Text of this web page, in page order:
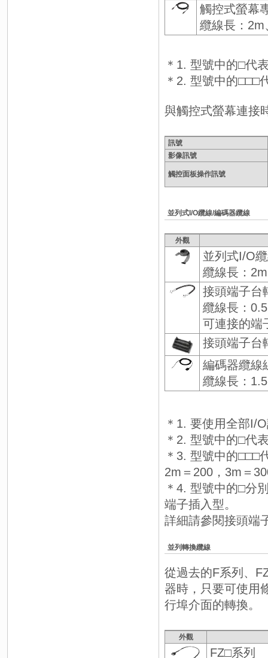
觸控式螢幕
纜線長：2m
＊1. 型號中的□代
＊2. 型號中的□□□
與觸控式螢幕連接
訊號
影像訊號
觸控面板操作訊號
並列式I/O纜線/編碼器纜線
外觀
並列式I/O
纜線長：
接頭端子台
纜線長：
可連接的端
接頭端子台
編碼器纜線
纜線長：
＊1. 要使用全部I/
＊2. 型號中的□代
＊3. 型號中的□□□
2m＝200，3m＝
＊4. 型號中的□分
端子插入型。
詳細請參閱接頭端
並列轉換纜線
從過去的F系列、
器時，只要可使用
行埠介面的轉換。
外觀
FZ□系列